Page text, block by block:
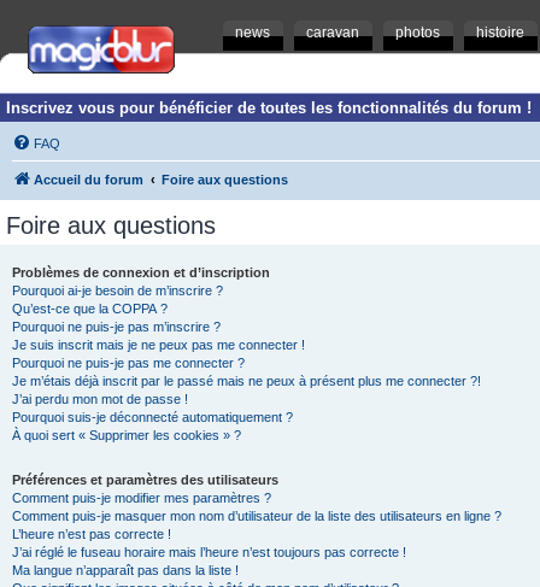
news caravan photos histoire
Inscrivez vous pour bénéficier de toutes les fonctionnalités du forum !
FAQ
Accueil du forum Foire aux questions
Foire aux questions
Problèmes de connexion et d’inscription
Pourquoi ai-je besoin de m’inscrire ?
Qu’est-ce que la COPPA ?
Pourquoi ne puis-je pas m’inscrire ?
Je suis inscrit mais je ne peux pas me connecter !
Pourquoi ne puis-je pas me connecter ?
Je m’étais déjà inscrit par le passé mais ne peux à présent plus me connecter ?!
J’ai perdu mon mot de passe !
Pourquoi suis-je déconnecté automatiquement ?
À quoi sert « Supprimer les cookies » ?
Préférences et paramètres des utilisateurs
Comment puis-je modifier mes paramètres ?
Comment puis-je masquer mon nom d’utilisateur de la liste des utilisateurs en ligne ?
L’heure n’est pas correcte !
J’ai réglé le fuseau horaire mais l’heure n’est toujours pas correcte !
Ma langue n’apparaît pas dans la liste !